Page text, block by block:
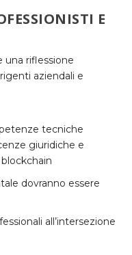
E
una riflessione
aziendali e
tecniche
giuridiche e
dovranno essere
all’intersezione